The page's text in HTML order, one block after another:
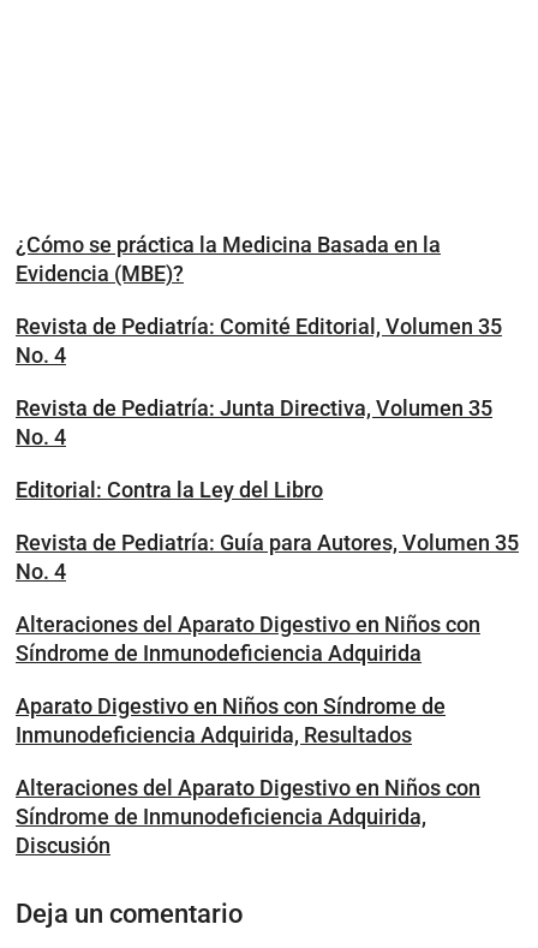
¿Cómo se práctica la Medicina Basada en la
Evidencia (MBE)?
Revista de Pediatría: Comité Editorial, Volumen 35
No. 4
Revista de Pediatría: Junta Directiva, Volumen 35
No. 4
Editorial: Contra la Ley del Libro
Revista de Pediatría: Guía para Autores, Volumen 35
No. 4
Alteraciones del Aparato Digestivo en Niños con
Síndrome de Inmunodeficiencia Adquirida
Aparato Digestivo en Niños con Síndrome de
Inmunodeficiencia Adquirida, Resultados
Alteraciones del Aparato Digestivo en Niños con
Síndrome de Inmunodeficiencia Adquirida,
Discusión
Deja un comentario